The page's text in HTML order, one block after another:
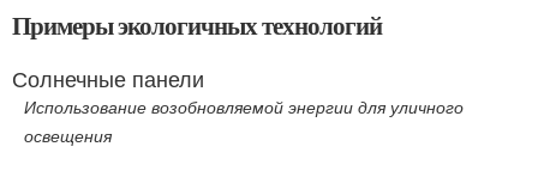
Примеры экологичных технологий
Солнечные панели
Использование возобновляемой энергии для уличного
освещения